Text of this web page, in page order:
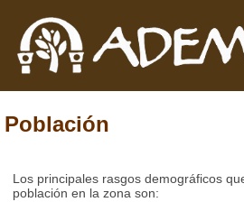
Población
Los principales rasgos demográficos
población en la zona son: